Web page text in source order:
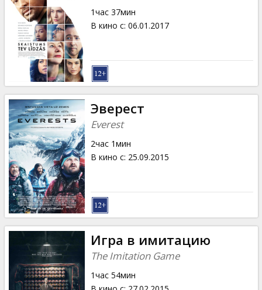
1час 37мин
В кино с: 06.01.2017
Эверест
Everest
2час 1мин
В кино с: 25.09.2015
Игра в имитацию
The Imitation Game
1час 54мин